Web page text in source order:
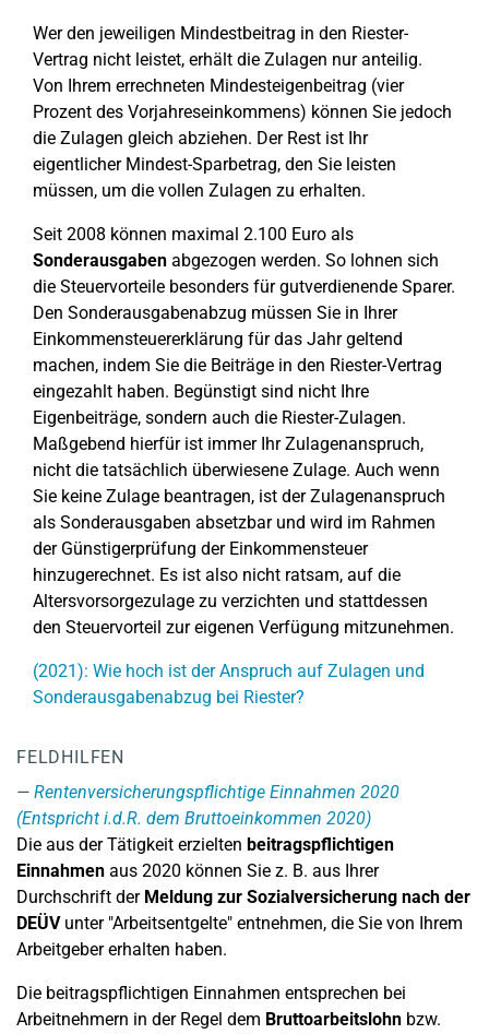
Wer den jeweiligen Mindestbeitrag in den Riester-
Vertrag nicht leistet, erhält die Zulagen nur anteilig.
Von Ihrem errechneten Mindesteigenbeitrag (vier
Prozent des Vorjahreseinkommens) können Sie jedoch
die Zulagen gleich abziehen. Der Rest ist Ihr
eigentlicher Mindest-Sparbetrag, den Sie leisten
müssen, um die vollen Zulagen zu erhalten.
Seit 2008 können maximal 2.100 Euro als
Sonderausgaben abgezogen werden. So lohnen sich
die Steuervorteile besonders für gutverdienende Sparer.
Den Sonderausgabenabzug müssen Sie in Ihrer
Einkommensteuererklärung für das Jahr geltend
machen, indem Sie die Beiträge in den Riester-Vertrag
eingezahlt haben. Begünstigt sind nicht Ihre
Eigenbeiträge, sondern auch die Riester-Zulagen.
Maßgebend hierfür ist immer Ihr Zulagenanspruch,
nicht die tatsächlich überwiesene Zulage. Auch wenn
Sie keine Zulage beantragen, ist der Zulagenanspruch
als Sonderausgaben absetzbar und wird im Rahmen
der Günstigerprüfung der Einkommensteuer
hinzugerechnet. Es ist also nicht ratsam, auf die
Altersvorsorgezulage zu verzichten und stattdessen
den Steuervorteil zur eigenen Verfügung mitzunehmen.
(2021): Wie hoch ist der Anspruch auf Zulagen und
Sonderausgabenabzug bei Riester?
FELDHILFEN
Rentenversicherungspflichtige Einnahmen 2020
(Entspricht i.d.R. dem Bruttoeinkommen 2020)
Die aus der Tätigkeit erzielten beitragspflichtigen
Einnahmen aus 2020 können Sie z. B. aus Ihrer
Durchschrift der Meldung zur Sozialversicherung nach der
DEÜVunter "Arbeitsentgelte" entnehmen, die Sie von Ihrem
Arbeitgeber erhalten haben.
Die beitragspflichtigen Einnahmen entsprechen bei
Arbeitnehmern in der Regel dem Bruttoarbeitslohn bzw.